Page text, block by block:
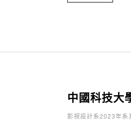
中國科技大
影視設計系2023年系